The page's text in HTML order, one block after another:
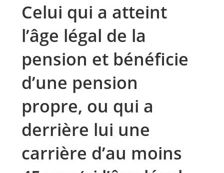
Celui qui a atteint
l’âge légal de la
pension et bénéficie
d’une pension
propre, ou qui a
derrière lui une
carrière d’au moins